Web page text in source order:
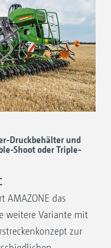
– im Single-
mit dem Saatgut
Behälter der
von 4.000 l und ist
Saatgut und Dünger
Druckbehälter und
Shoot oder Triple-
AMAZONE das
weitere Variante mit
zur